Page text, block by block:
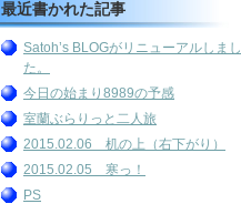
最近書かれた記事
Satoh’s BLOGがリニューアルしまし
た。
今日の始まり8989の予感
室蘭ぶらりっと二人旅
2015.02.06 机の上（右下がり）
2015.02.05 寒っ！
PS